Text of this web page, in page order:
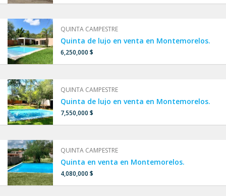
QUINTA CAMPESTRE
Quinta de lujo en venta en Montemorelos.
6,250,000 $
QUINTA CAMPESTRE
Quinta de lujo en venta en Montemorelos.
7,550,000 $
QUINTA CAMPESTRE
Quinta en venta en Montemorelos.
4,080,000 $